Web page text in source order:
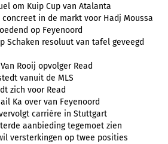
om Kuip Cup van Atalanta
in de markt voor Hadj Moussa
op Feyenoord
Schaken resoluut van tafel geveegd
Rooij opvolger Read
vanuit de MLS
zich voor Read
Ka over van Feyenoord
carrière in Stuttgart
aanbieding tegemoet zien
versterkingen op twee posities